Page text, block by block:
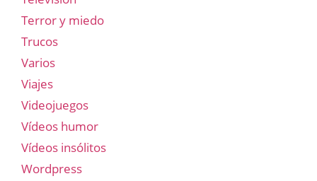
Terror y miedo
Trucos
Varios
Viajes
Videojuegos
Vídeos humor
Vídeos insólitos
Wordpress